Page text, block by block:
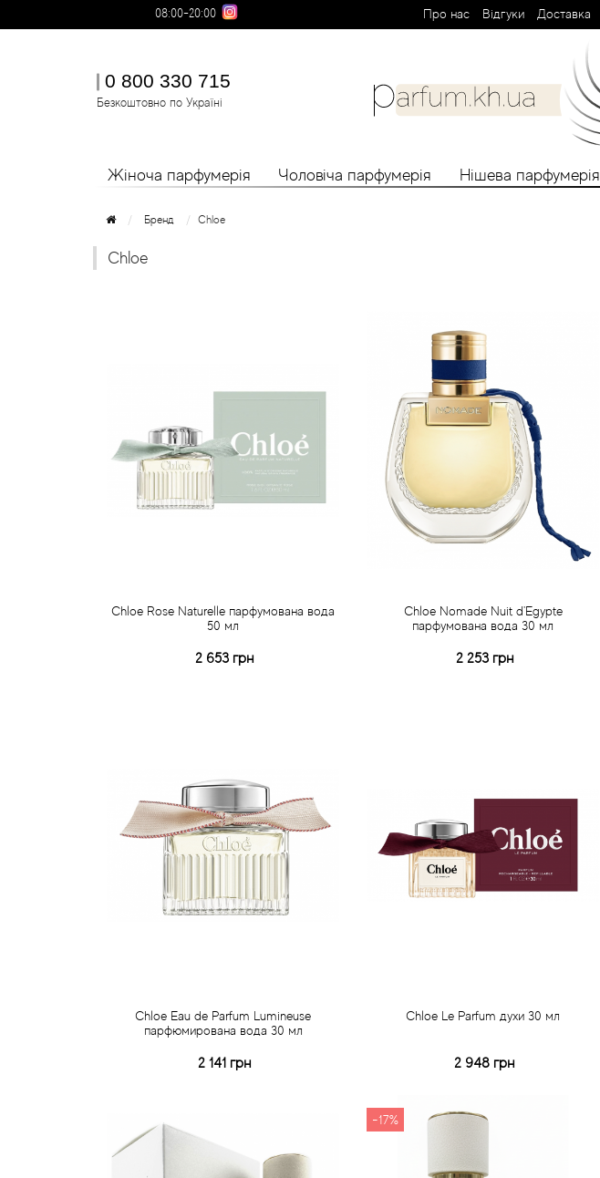
08:00-20:00 Про нас Вiдгуки Доставка
0 800 330 715
Безкоштовно по Україні
Жіноча парфумерія Чоловіча парфумерія Нішева парфумерія
Бренд Chloe
Chloe
Chloe Rose Naturelle парфумована вода
50 мл
2 653 грн
Chloe Nomade Nuit d'Egypte
парфумована вода 30 мл
2 253 грн
Chloe Eau de Parfum Lumineuse
парфюмирована вода 30 мл
2 141 грн
Chloe Le Parfum духи 30 мл
2 948 грн
Швидке замовлення
-17%